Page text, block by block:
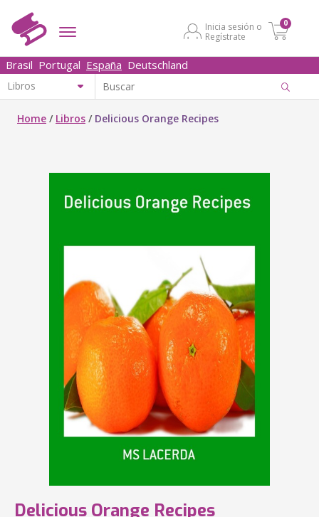
Inicia sesión o
Regístrate
0
Brasil Portugal España Deutschland
Home / Libros / Delicious Orange Recipes
Delicious Orange Recipes